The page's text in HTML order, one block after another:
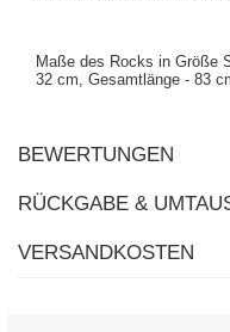
Maße des Rocks in Größe
32 cm, Gesamtlänge - 83
BEWERTUNGEN
RÜCKGABE &
VERSANDKOSTEN